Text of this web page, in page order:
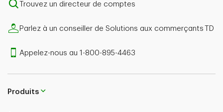
Trouvez un directeur de comptes
Parlez à un conseiller de Solutions aux commerçants TD
Appelez-nous au 1-800-895-4463
Produits